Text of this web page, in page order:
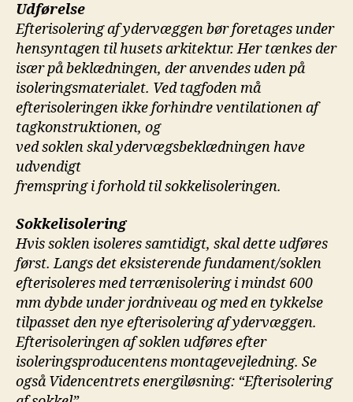
Udførelse
Efterisolering af ydervæggen bør foretages under
hensyntagen til husets arkitektur. Her tænkes der
især på beklædningen, der anvendes uden på
isoleringsmaterialet. Ved tagfoden må
efterisoleringen ikke forhindre ventilationen af
tagkonstruktionen, og
ved soklen skal ydervægsbeklædningen have
udvendigt
fremspring i forhold til sokkelisoleringen.
Sokkelisolering
Hvis soklen isoleres samtidigt, skal dette udføres
først. Langs det eksisterende fundament/soklen
efterisoleres med terrænisolering i mindst 600
mmdybde under jordniveau og med en tykkelse
tilpassetden nye efterisolering af ydervæggen.
Efterisoleringenaf soklen udføres efter
isoleringsproducentensmontagevejledning. Se
også Videncentrets energiløsning: “Efterisolering